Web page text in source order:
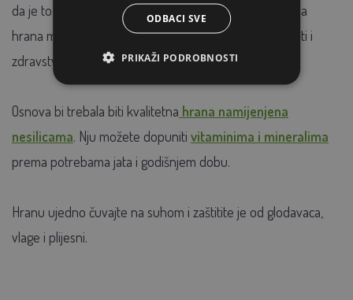
da je to za njih idealno. Neuravnotežena ili nekvalitetna
hrana može dovesti do slabijih ljuski jaja, lošije nesivosti i
zdravstvenih problema.
Osnova bi trebala biti kvalitetna hrana namijenjena
nesilicama. Nju možete dopuniti vitaminima i mineralima
prema potrebama jata i godišnjem dobu.
Hranu ujedno čuvajte na suhom i zaštitite je od glodavaca,
vlage i plijesni.
ODBACI SVE
PRIKAŽI PODROBNOSTI